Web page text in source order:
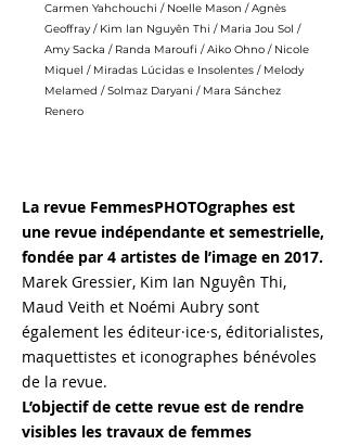
Carmen Yahchouchi / Noelle Mason / Agnès
Geoffray / Kim lan Nguyên Thi / Maria Jou Sol /
Amy Sacka / Randa Maroufi / Aiko Ohno / Nicole
Miquel / Miradas Lúcidas e Insolentes / Melody
Melamed / Solmaz Daryani / Mara Sánchez
Renero
La revue FemmesPHOTOgraphes est
une revue indépendante et semestrielle,
fondée par 4 artistes de l’image en 2017.
Marek Gressier, Kim Ian Nguyên Thi,
Maud Veith et Noémi Aubry sont
également les éditeur·ice·s, éditorialistes,
maquettistes et iconographes bénévoles
de la revue.
L’objectif de cette revue est de rendre
visibles les travaux de femmes